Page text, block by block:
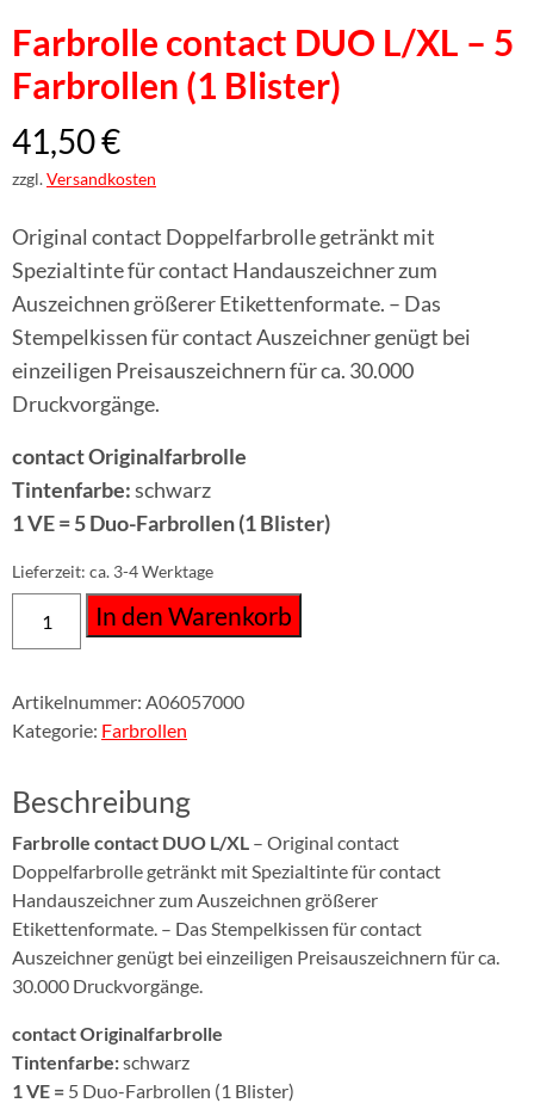
Farbrolle contact DUO L/XL – 5
Farbrollen (1 Blister)
41,50€
zzgl.Versandkosten
Original contact Doppelfarbrolle getränkt mit
Spezialtinte für contact Handauszeichner zum
Auszeichnen größerer Etikettenformate. – Das
Stempelkissen für contact Auszeichner genügt bei
einzeiligen Preisauszeichnern für ca. 30.000
Druckvorgänge.
contact Originalfarbrolle
Tintenfarbe:schwarz
1 VE =5 Duo-Farbrollen (1 Blister)
Lieferzeit: ca. 3-4 Werktage
In den Warenkorb
Artikelnummer: A06057000
Kategorie: Farbrollen
Beschreibung
Farbrolle contact DUO L/XL – Original contact
Doppelfarbrolle getränkt mit Spezialtinte für contact
Handauszeichner zum Auszeichnen größerer
Etikettenformate. – Das Stempelkissen für contact
Auszeichner genügt bei einzeiligen Preisauszeichnern für ca.
30.000 Druckvorgänge.
contact Originalfarbrolle
Tintenfarbe:schwarz
1 VE = 5 Duo-Farbrollen (1 Blister)